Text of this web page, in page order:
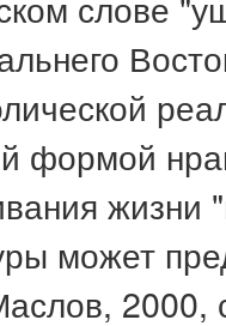
формой
жизни
может